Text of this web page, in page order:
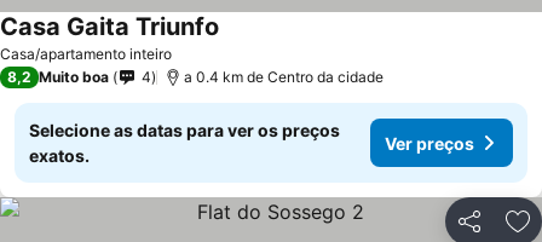
Casa/apartamento inteiro
Casa Gaita Triunfo
8,2 Muito boa 4 a 0.4 km de Centro da cidade
Selecione as datas para ver os preços
exatos.
Ver preços
Partilhar